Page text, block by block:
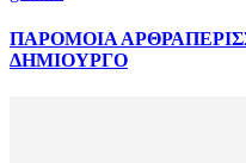
ΠΑΡΟΜΟΙΑ ΑΡΘΡΑ
ΔΗΜΙΟΥΡΓΟ